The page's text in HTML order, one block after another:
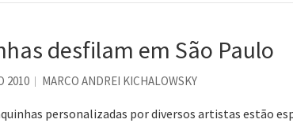
desfilam em São Paulo
2010 MARCO ANDREI KICHALOWSKY
personalizadas por diversos artistas estão